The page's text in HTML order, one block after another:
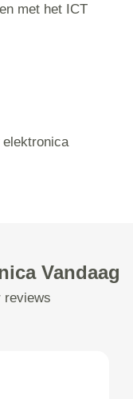
met het ICT
Vandaag
reviews